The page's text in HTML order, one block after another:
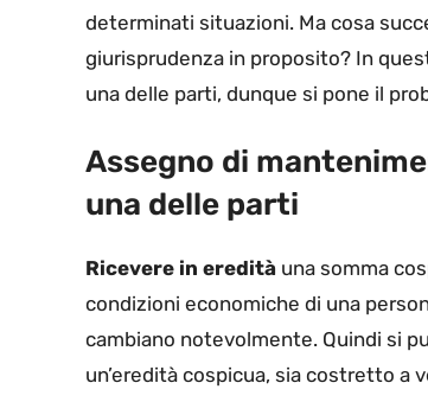
determinati situazioni. Ma cosa
giurisprudenza in proposito? In
una delle parti, dunque si pone il
Assegno di
una delle parti
Ricevere in eredità una somma
condizioni economiche di una
cambiano notevolmente. Quindi si
un’eredità cospicua, sia costretto a